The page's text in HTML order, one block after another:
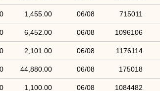
715011
06/08
1,455.00
1096106
06/08
6,452.00
1176114
06/08
2,101.00
175018
06/08
44,880.00
1084482
06/08
1,100.00